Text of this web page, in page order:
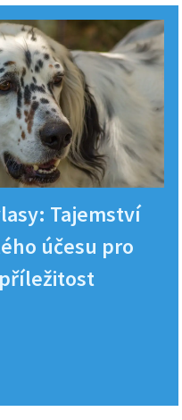
Tajemství
účesu pro